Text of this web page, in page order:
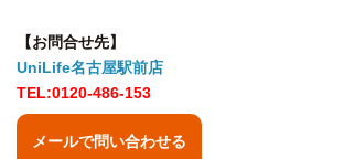
【お問合せ先】
UniLife名古屋駅前店
TEL:0120-486-153
メールで問い合わせる